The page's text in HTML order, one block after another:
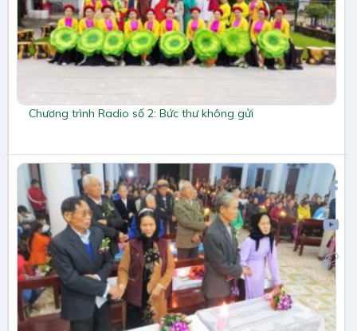
Chương trình Radio số 2: Bức thư không gửi